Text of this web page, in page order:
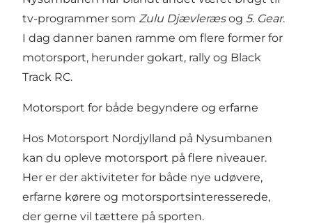
tv-programmer som Zulu Djævleræsog 5. Gear.
I dag danner banen ramme om flere former for
motorsport, herunder gokart, rally og Black
Track RC.
Motorsport for både begyndere og erfarne
Hos Motorsport Nordjylland på Nysumbanen
kan du opleve motorsport på flere niveauer.
Her er der aktiviteter for både nye udøvere,
erfarne kørere og motorsportsinteresserede,
der gerne vil tættere på sporten.